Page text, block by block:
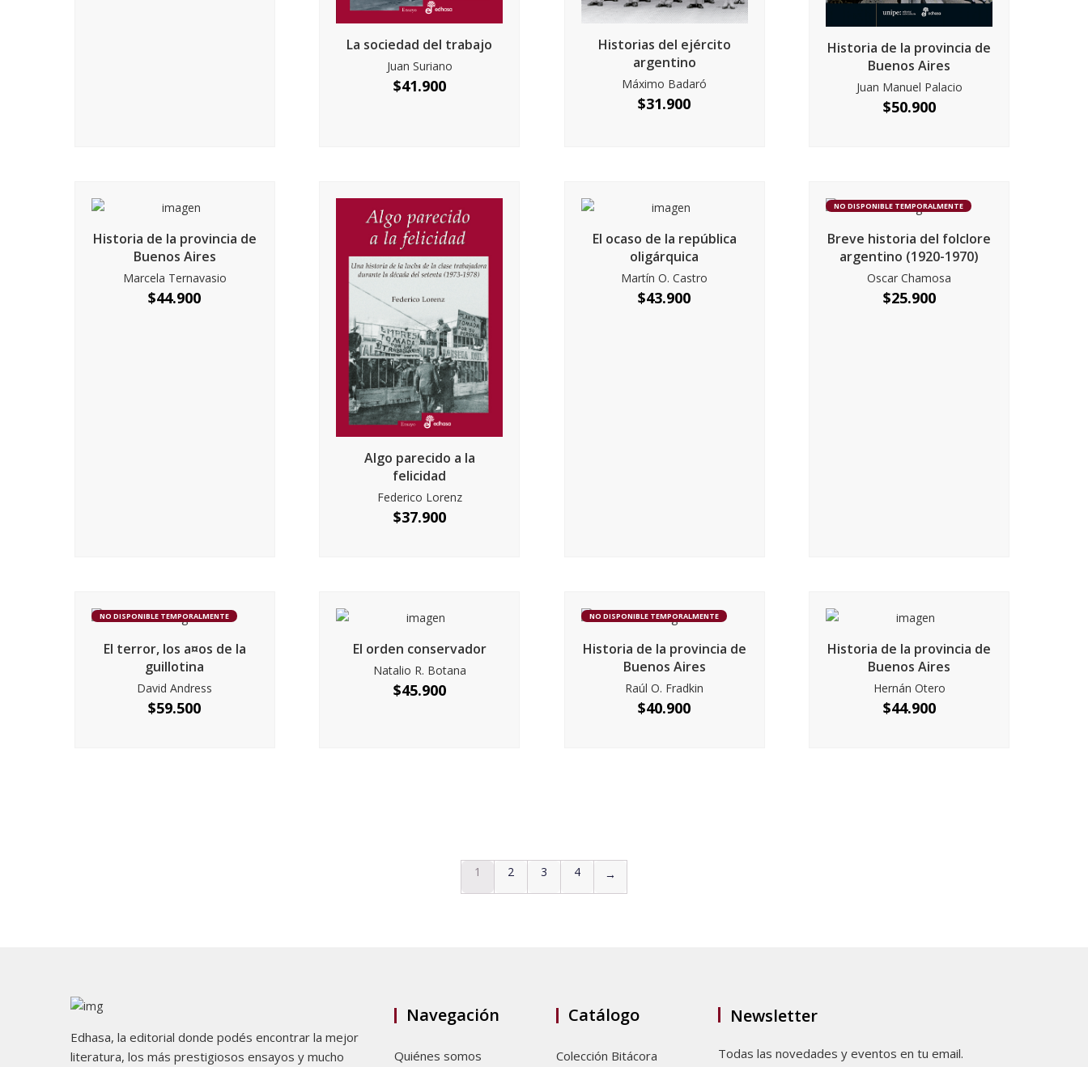
La sociedad del trabajo
Juan Suriano
$41.900
Historias del ejército
argentino
Máximo Badaró
$31.900
Historia de la provincia de
Buenos Aires
Juan Manuel Palacio
$50.900
Historia de la provincia de
Buenos Aires
Marcela Ternavasio
$44.900
Algo parecido a la
felicidad
Federico Lorenz
$37.900
El ocaso de la república
oligárquica
Martín O. Castro
$43.900
NO DISPONIBLE TEMPORALMENTE
Breve historia del folclore
argentino (1920-1970)
Oscar Chamosa
$25.900
NO DISPONIBLE TEMPORALMENTE
El terror, los a¤os de la
guillotina
David Andress
$59.500
El orden conservador
Natalio R. Botana
$45.900
NO DISPONIBLE TEMPORALMENTE
Historia de la provincia de
Buenos Aires
Raúl O. Fradkin
$40.900
Historia de la provincia de
Buenos Aires
Hernán Otero
$44.900
1 2 3 4 →
Edhasa, la editorial donde podés encontrar la mejor
literatura, los más prestigiosos ensayos y mucho
Navegación
Quiénes somos
Catálogo
Colección Bitácora
Newsletter
Todas las novedades y eventos en tu email.